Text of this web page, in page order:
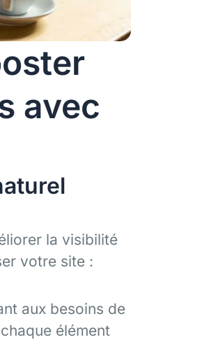
avec
la visibilité
votre site :
aux besoins de
élément